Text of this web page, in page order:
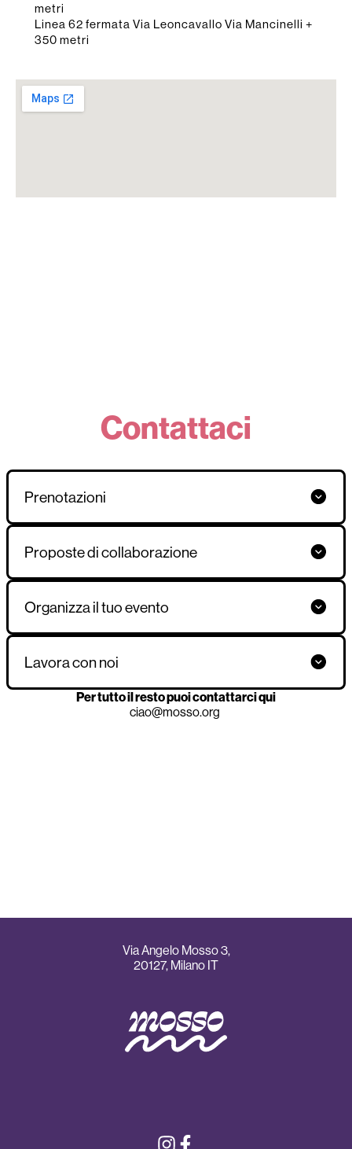
metri
Linea 62 fermata Via Leoncavallo Via Mancinelli +
350 metri
Contattaci
Prenotazioni
Proposte di collaborazione
Organizza il tuo evento
Lavora con noi
Per tutto il resto puoi contattarci qui
ciao@mosso.org
Via Angelo Mosso 3,
20127, Milano IT